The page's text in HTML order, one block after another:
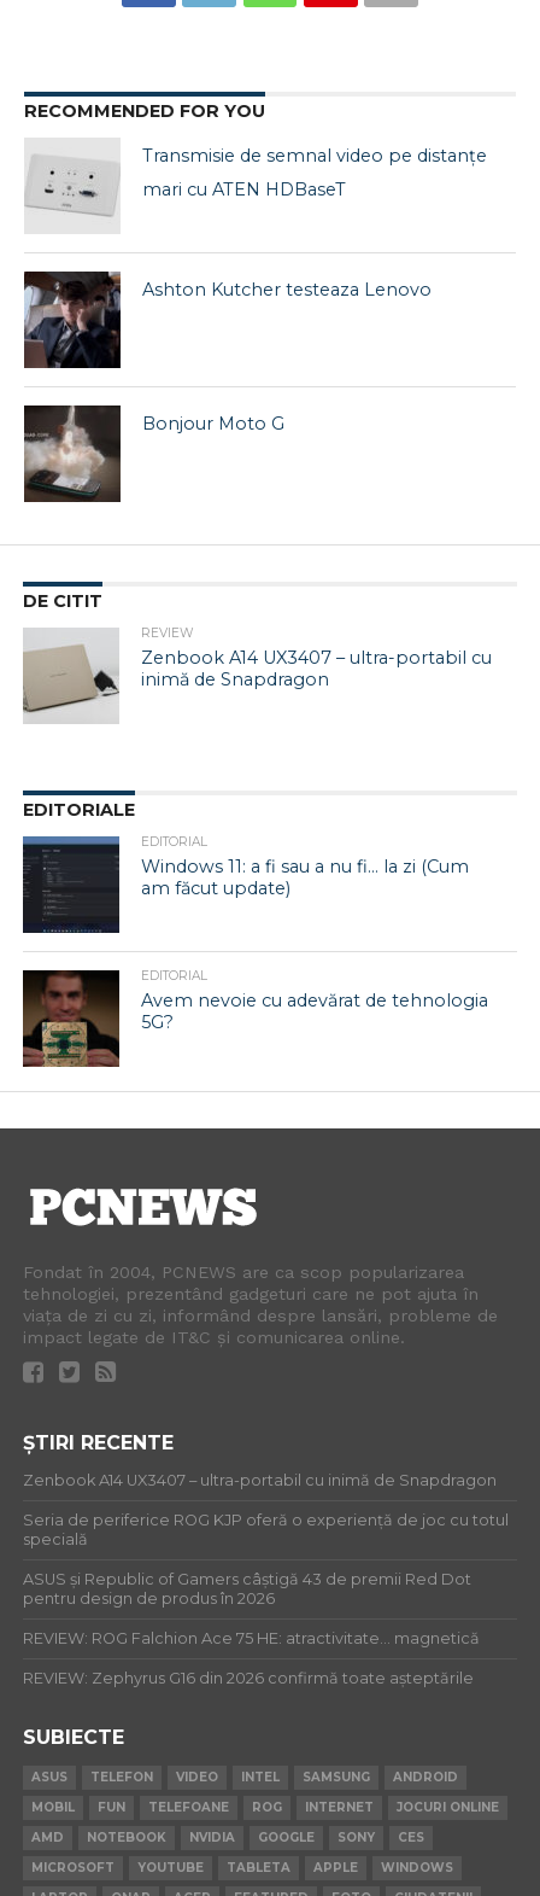
RECOMMENDED FOR YOU
Transmisie de semnal video pe distanțe
mari cu ATEN HDBaseT
Ashton Kutcher testeaza Lenovo
Bonjour Moto G
DE CITIT
REVIEW
Zenbook A14 UX3407 – ultra-portabil cu
inimă de Snapdragon
EDITORIALE
EDITORIAL
Windows 11: a fi sau a nu fi… la zi (Cum
am făcut update)
EDITORIAL
Avem nevoie cu adevărat de tehnologia
5G?
Fondat în 2004, PCNEWS are ca scop popularizarea
tehnologiei, prezentând gadgeturi care ne pot ajuta în
viața de zi cu zi, informând despre lansări, probleme de
impact legate de IT&C și comunicarea online.
ȘTIRI RECENTE
Zenbook A14 UX3407 – ultra-portabil cu inimă de Snapdragon
Seria de periferice ROG KJP oferă o experiență de joc cu totul
specială
ASUS și Republic of Gamers câștigă 43 de premii Red Dot
pentru design de produs în 2026
REVIEW: ROG Falchion Ace 75 HE: atractivitate… magnetică
REVIEW: Zephyrus G16 din 2026 confirmă toate așteptările
SUBIECTE
ASUS TELEFON VIDEO INTEL SAMSUNG
ANDROID
MOBIL
FUN TELEFOANE ROG INTERNET
JOCURI ONLINE
AMD
NOTEBOOK NVIDIA GOOGLE SONY
CES
MICROSOFT
YOUTUBE TABLETA APPLE
WINDOWS